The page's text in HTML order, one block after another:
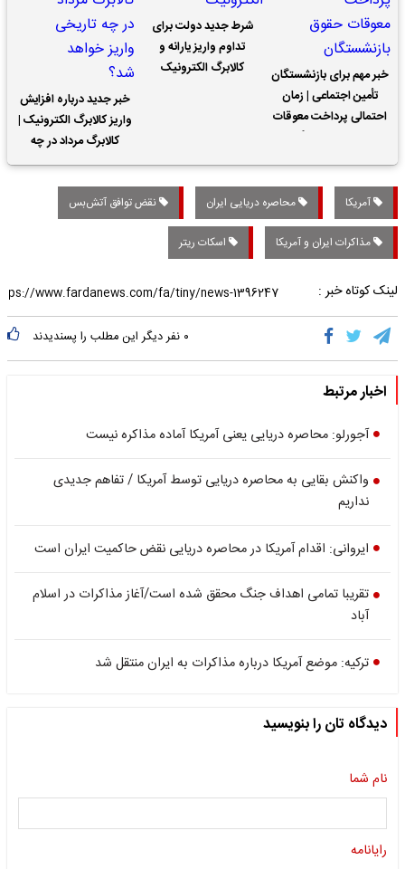
خبر مهم برای بازنشستگان
تأمین اجتماعی | زمان
احتمالی پرداخت معوقات
شرط جدید دولت برای
تداوم واریز یارانه و
کالابرگ الکترونیک
خبر جدید درباره افزایش
واریز کالابرگ الکترونیک |
کالابرگ مرداد در چه
تاریخی واریز خواهد شد؟
آمریکا محاصره دریایی ایران نقض توافق آتش‌بس
مذاکرات ایران و آمریکا اسکات ریتر
لینک کوتاه خبر :
۰ نفر دیگر این مطلب را پسندیدند
اخبار مرتبط
آجورلو: محاصره دریایی یعنی آمریکا آماده مذاکره نیست
واکنش بقایی به محاصره دریایی توسط آمریکا / تفاهم جدیدی
نداریم
ایروانی: اقدام آمریکا در محاصره دریایی نقض حاکمیت ایران است
تقریبا تمامی اهداف جنگ محقق شده است/آغاز مذاکرات در اسلام
آباد
ترکیه: موضع آمریکا درباره مذاکرات به ایران منتقل شد
دیدگاه تان را بنویسید
نام شما
رایانامه